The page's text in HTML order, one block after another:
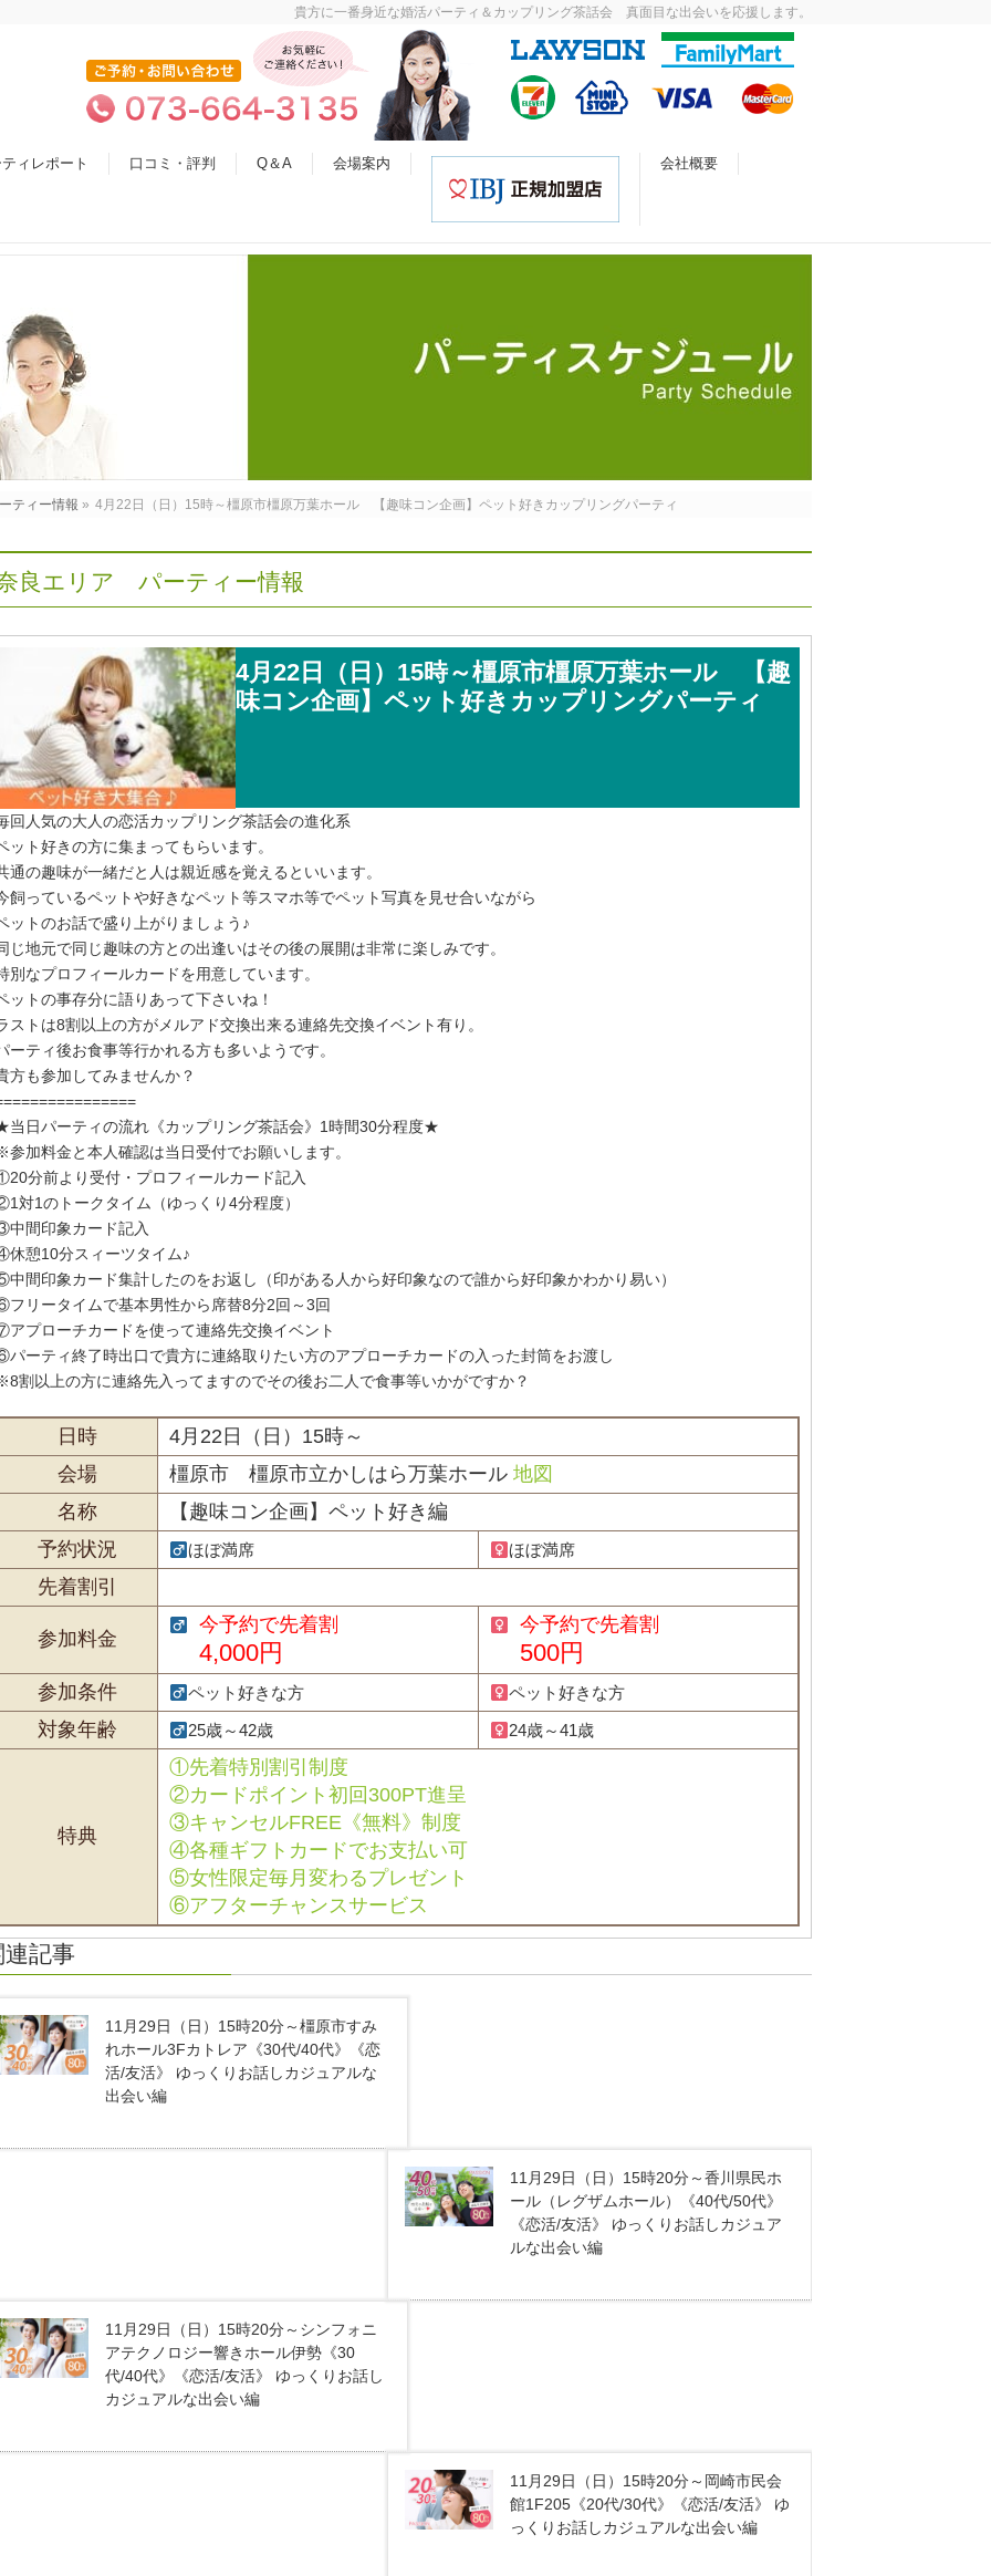
貴方に一番身近な婚活パーティ＆カップリング茶話会 真面目な出会いを応援します。
ィレポート 口コミ・評判 Q＆A 会場案内 会社概要
ティー情報 » 4月22日（日）15時～橿原市橿原万葉ホール 【趣味コン企画】ペット好きカップリングパーティ
良エリア パーティー情報
4月22日（日）15時～橿原市橿原万葉ホール 【趣
味コン企画】ペット好きカップリングパーティ
回人気の大人の恋活カップリング茶話会の進化系
ット好きの方に集まってもらいます。
通の趣味が一緒だと人は親近感を覚えるといいます。
飼っているペットや好きなペット等スマホ等でペット写真を見せ合いながら
ットのお話で盛り上がりましょう♪
じ地元で同じ趣味の方との出逢いはその後の展開は非常に楽しみです。
別なプロフィールカードを用意しています。
ットの事存分に語りあって下さいね！
ストは8割以上の方がメルアド交換出来る連絡先交換イベント有り。
ーティ後お食事等行かれる方も多いようです。
方も参加してみませんか？
当日パーティの流れ《カップリング茶話会》1時間30分程度★
参加料金と本人確認は当日受付でお願いします。
分前より受付・プロフィールカード記入
対1のトークタイム（ゆっくり4分程度）
中間印象カード記入
休憩10分スィーツタイム♪
中間印象カード集計したのをお返し（印がある人から好印象なので誰から好印象かわかり易い）
フリータイムで基本男性から席替8分2回～3回
アプローチカードを使って連絡先交換イベント
パーティ終了時出口で貴方に連絡取りたい方のアプローチカードの入った封筒をお渡し
割以上の方に連絡先入ってますのでその後お二人で食事等いかがですか？
日時
4月22日（日）15時～
会場
橿原市 橿原市立かしはら万葉ホール 地図
名称
【趣味コン企画】ペット好き編
予約状況
ほぼ満席 ほぼ満席
先着割引
参加料金
今予約で先着割
4,000円
今予約で先着割
500円
参加条件 ペット好きな方 ペット好きな方
対象年齢 25歳～42歳 24歳～41歳
特典
①先着特別割引制度
②カードポイント初回300PT進呈
③キャンセルFREE《無料》制度
④各種ギフトカードでお支払い可
⑤女性限定毎月変わるプレゼント
⑥アフターチャンスサービス
連記事
11月29日（日）15時20分～橿原市すみ
れホール3Fカトレア《30代/40代》《恋
活/友活》 ゆっくりお話しカジュアルな
出会い編
11月29日（日）15時20分～香川県民ホ
ール（レグザムホール）《40代/50代》
《恋活/友活》 ゆっくりお話しカジュア
ルな出会い編
11月29日（日）15時20分～シンフォニ
アテクノロジー響きホール伊勢《30
代/40代》《恋活/友活》 ゆっくりお話し
カジュアルな出会い編
11月29日（日）15時20分～岡崎市民会
館1F205《20代/30代》《恋活/友活》 ゆ
っくりお話しカジュアルな出会い編